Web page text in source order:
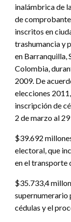
inalámbrica de
de
inscritos en
trashumancia y
en Barranquilla,
Colombia,
2009. De
elecciones
inscripción de
2 de marzo al
$39.692
electoral, que
en el transporte
$35.733,4
supernumerario
cédulas y el